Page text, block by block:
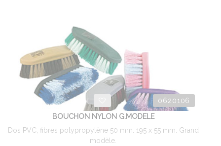
0620106
BOUCHON NYLON G.MODELE
Dos PVC, fibres polypropylène 50 mm. 195 x 55 mm. Grand
modèle.